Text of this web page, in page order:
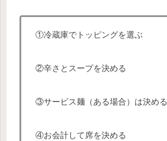
①冷蔵庫でトッピングを選ぶ
②辛さとスープを決める
③サービス麺（ある場合）は決める
④お会計して席を決める